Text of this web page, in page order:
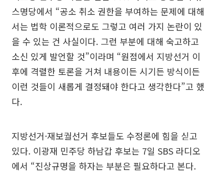
스명당에서 “공소 취소 권한을 부여하는 문제에 대해
서는 법학 이론적으로도 그렇고 여러 가지 논란이 있
을 수 있는 건 사실이다. 그런 부분에 대해 숙고하고
소신 있게 발언할 것”이라며 “원점에서 지방선거 이
후에 격렬한 토론을 거쳐 내용이든 시기든 방식이든
이런 것들이 새롭게 결정돼야 한다고 생각한다”고 했
다.
지방선거·재보궐선거 후보들도 수정론에 힘을 싣고
있다. 이광재 민주당 하남갑 후보는 7일 SBS 라디오
에서 “진상규명을 하자는 부분은 필요하다고 본다.